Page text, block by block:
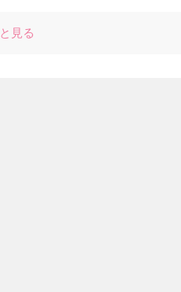
見る